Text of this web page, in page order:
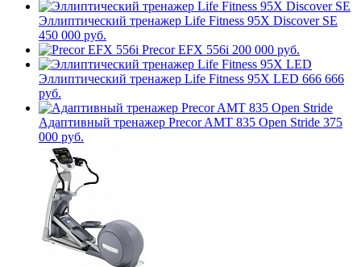
Эллиптический тренажер Life Fitness 95X Discover SE
450 000 руб.
Precor EFX 556i 200 000 руб.
Эллиптический тренажер Life Fitness 95X LED 666 666
руб.
Адаптивный тренажер Precor AMT 835 Open Stride 375
000 руб.